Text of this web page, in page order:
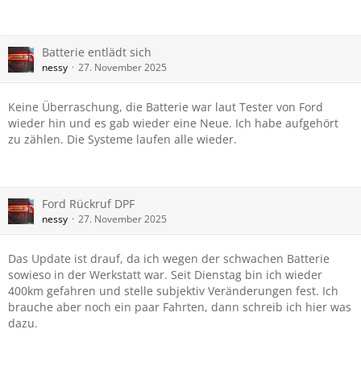
Batterie entlädt sich
nessy 27. November 2025
Keine Überraschung, die Batterie war laut Tester von Ford
wieder hin und es gab wieder eine Neue. Ich habe aufgehört
zu zählen. Die Systeme laufen alle wieder.
Ford Rückruf DPF
nessy 27. November 2025
Das Update ist drauf, da ich wegen der schwachen Batterie
sowieso in der Werkstatt war. Seit Dienstag bin ich wieder
400km gefahren und stelle subjektiv Veränderungen fest. Ich
brauche aber noch ein paar Fahrten, dann schreib ich hier was
dazu.